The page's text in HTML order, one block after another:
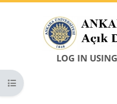
LOG IN
Open course index